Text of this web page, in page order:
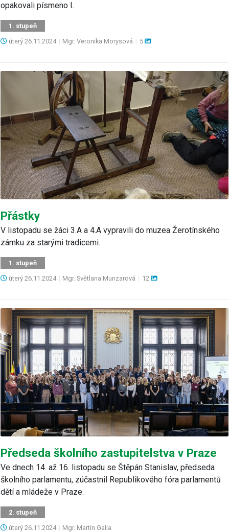
opakovali písmeno I.
1. stupeň
úterý 26.11.2024 | Mgr. Veronika Morysová | 5
Přástky
V listopadu se žáci 3.A a 4.A vypravili do muzea Žerotínského
zámku za starými tradicemi.
1. stupeň
úterý 26.11.2024 | Mgr. Světlana Munzarová | 12
Předseda školního zastupitelstva v Praze
Ve dnech 14. až 16. listopadu se Štěpán Stanislav, předseda
školního parlamentu, zúčastnil Republikového fóra parlamentů
dětí a mládeže v Praze.
2. stupeň
úterý 26.11.2024 | Mgr. Martin Galia